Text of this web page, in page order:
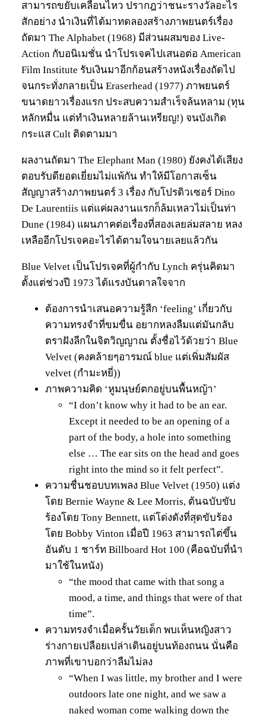
สามารถขยับเคลื่อนไหว ปรากฎว่าชนะรางวัลอะไร
สักอย่าง นำเงินที่ได้มาทดลองสร้างภาพยนตร์เรื่อง
ถัดมา The Alphabet (1968) มีส่วนผสมของ Live-
Action กับอนิเมชั่น นำโปรเจคไปเสนอต่อ American
Film Institute รับเงินมาอีกก้อนสร้างหนังเรื่องถัดไป
จนกระทั่งกลายเป็น Eraserhead (1977) ภาพยนตร์
ขนาดยาวเรื่องแรก ประสบความสำเร็จล้นหลาม (ทุน
หลักหมื่น แต่ทำเงินหลายล้านเหรียญ!) จนบังเกิด
กระแส Cult ติดตามมา
ผลงานถัดมา The Elephant Man (1980) ยังคงได้เสียง
ตอบรับดียอดเยี่ยมไม่แพ้กัน ทำให้มีโอกาสเซ็น
สัญญาสร้างภาพยนตร์ 3 เรื่อง กับโปรดิวเซอร์ Dino
De Laurentiis แต่แค่ผลงานแรกก็ล้มเหลวไม่เป็นท่า
Dune (1984) แผนภาคต่อเรื่องที่สองเลยล่มสลาย หลง
เหลืออีกโปรเจคอะไรได้ตามใจนายเลยแล้วกัน
Blue Velvet เป็นโปรเจคที่ผู้กำกับ Lynch ครุ่นคิดมา
ตั้งแต่ช่วงปี 1973 ได้แรงบันดาลใจจาก
ต้องการนำเสนอความรู้สีก ‘feeling’ เกี่ยวกับ
ความทรงจำที่ขมขื่น อยากหลงลืมแต่มันกลับ
ตราฝังลีกในจิตวิญญาณ ตั้งชื่อไว้ด้วยว่า Blue
Velvet (คงคล้ายๆอารมณ์ blue แต่เพิ่มสัมผัส
velvet (กำมะหยี่))
ภาพความคิด ‘หูมนุษย์ตกอยู่บนพื้นหญ้า’
“I don’t know why it had to be an ear.
Except it needed to be an opening of a
part of the body, a hole into something
else … The ear sits on the head and goes
right into the mind so it felt perfect”.
ความชื่นชอบบทเพลง Blue Velvet (1950) แต่ง
โดย Bernie Wayne & Lee Morris, ต้นฉบับขับ
ร้องโดย Tony Bennett, แต่โด่งดังที่สุดขับร้อง
โดย Bobby Vinton เมื่อปี 1963 สามารถไต่ขึ้น
อันดับ 1 ชาร์ท Billboard Hot 100 (คือฉบับที่นำ
มาใช้ในหนัง)
“the mood that came with that song a
mood, a time, and things that were of that
time”.
ความทรงจำเมื่อครั้นวัยเด็ก พบเห็นหญิงสาว
ร่างกายเปลือยเปล่าเดินอยู่บนท้องถนน นั่นคือ
ภาพที่เขาบอกว่าลืมไม่ลง
“When I was little, my brother and I were
outdoors late one night, and we saw a
naked woman come walking down the